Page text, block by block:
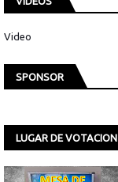
Video
SPONSOR
LUGAR DE VOTACION